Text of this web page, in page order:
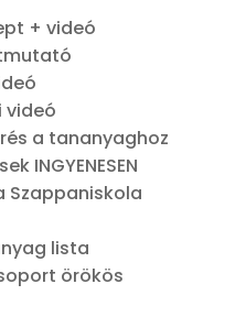
+ videó
videó
a tananyaghoz
INGYENESEN
Szappaniskola
lista
örökös